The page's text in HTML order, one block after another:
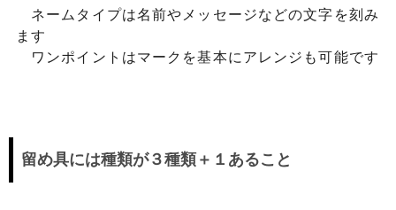
ネームタイプは名前やメッセージなどの文字を刻み
ます
ワンポイントはマークを基本にアレンジも可能です
留め具には種類が３種類＋１あること